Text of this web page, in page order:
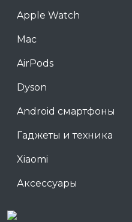
Apple Watch
Mac
AirPods
Dyson
Android смартфоны
Гаджеты и техника
Xiaomi
Аксессуары